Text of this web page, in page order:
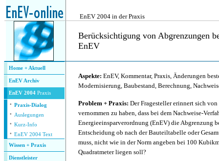
EnEV 2004 in der Praxis
Berücksichtigung von Abgrenzungen
EnEV
Home + Aktuell
EnEV Archiv
EnEV 2004 Praxis
· Praxis-Dialog
· Auslegungen
· Kurz-Info
· EnEV 2004 Text
Wissen + Praxis
Dienstleister
Aspekte: EnEV, Kommentar, Praxis, Änderungen
Modernisierung, Baubestand, Berechnung,
Problem + Praxis: Der Fragesteller erinnert sich
vernommen zu haben, dass bei dem Nachweise-
Energieeinsparverordnung (EnEV) die Abgrenzung
Entscheidung ob nach der Bauteiltabelle oder
muss, nicht wie in der Norm angeben bei 100
Quadratmeter liegen soll?